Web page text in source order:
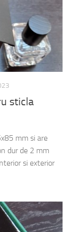
sticla
mm si are
dur de 2 mm
si exterior